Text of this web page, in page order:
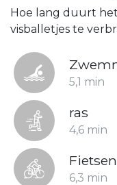
Hoe lang duurt
visballetjes te
5,1 min
ras
4,6 min
Fietsen
6,3 min